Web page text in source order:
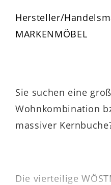
Hersteller/
MARKENMÖBEL
Sie suchen eine
Wohnkombination
massiver
Die vierteilige